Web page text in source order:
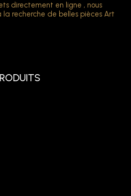
directement en ligne , nous
la recherche de belles pièces Art